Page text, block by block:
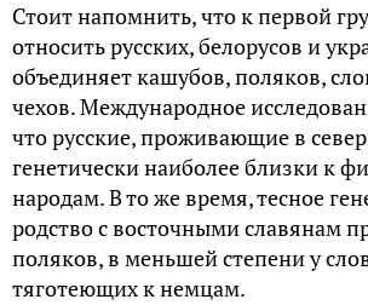
Стоит напомнить, что к первой
относить русских, белорусов и
объединяет кашубов, поляков,
чехов. Международное
что русские, проживающие в
генетически наиболее близки к
народам. В то же время, тесное
родство с восточными славянам
поляков, в меньшей степени у
тяготеющих к немцам.